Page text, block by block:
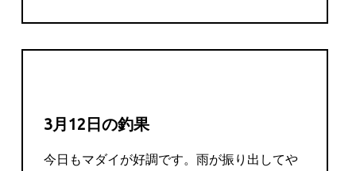
3月12日の釣果
今日もマダイが好調です。雨が振り出してや